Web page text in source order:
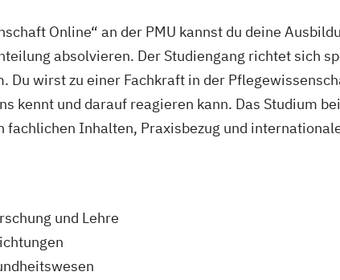
Online“ an der PMU kannst du deine
absolvieren. Der Studiengang richtet sich
Du wirst zu einer Fachkraft in der
kennt und darauf reagieren kann. Das Studium
Inhalten, Praxisbezug und
und Lehre